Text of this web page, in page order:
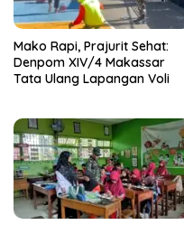
Mako Rapi, Prajurit Sehat:
Denpom XIV/4 Makassar
Tata Ulang Lapangan Voli